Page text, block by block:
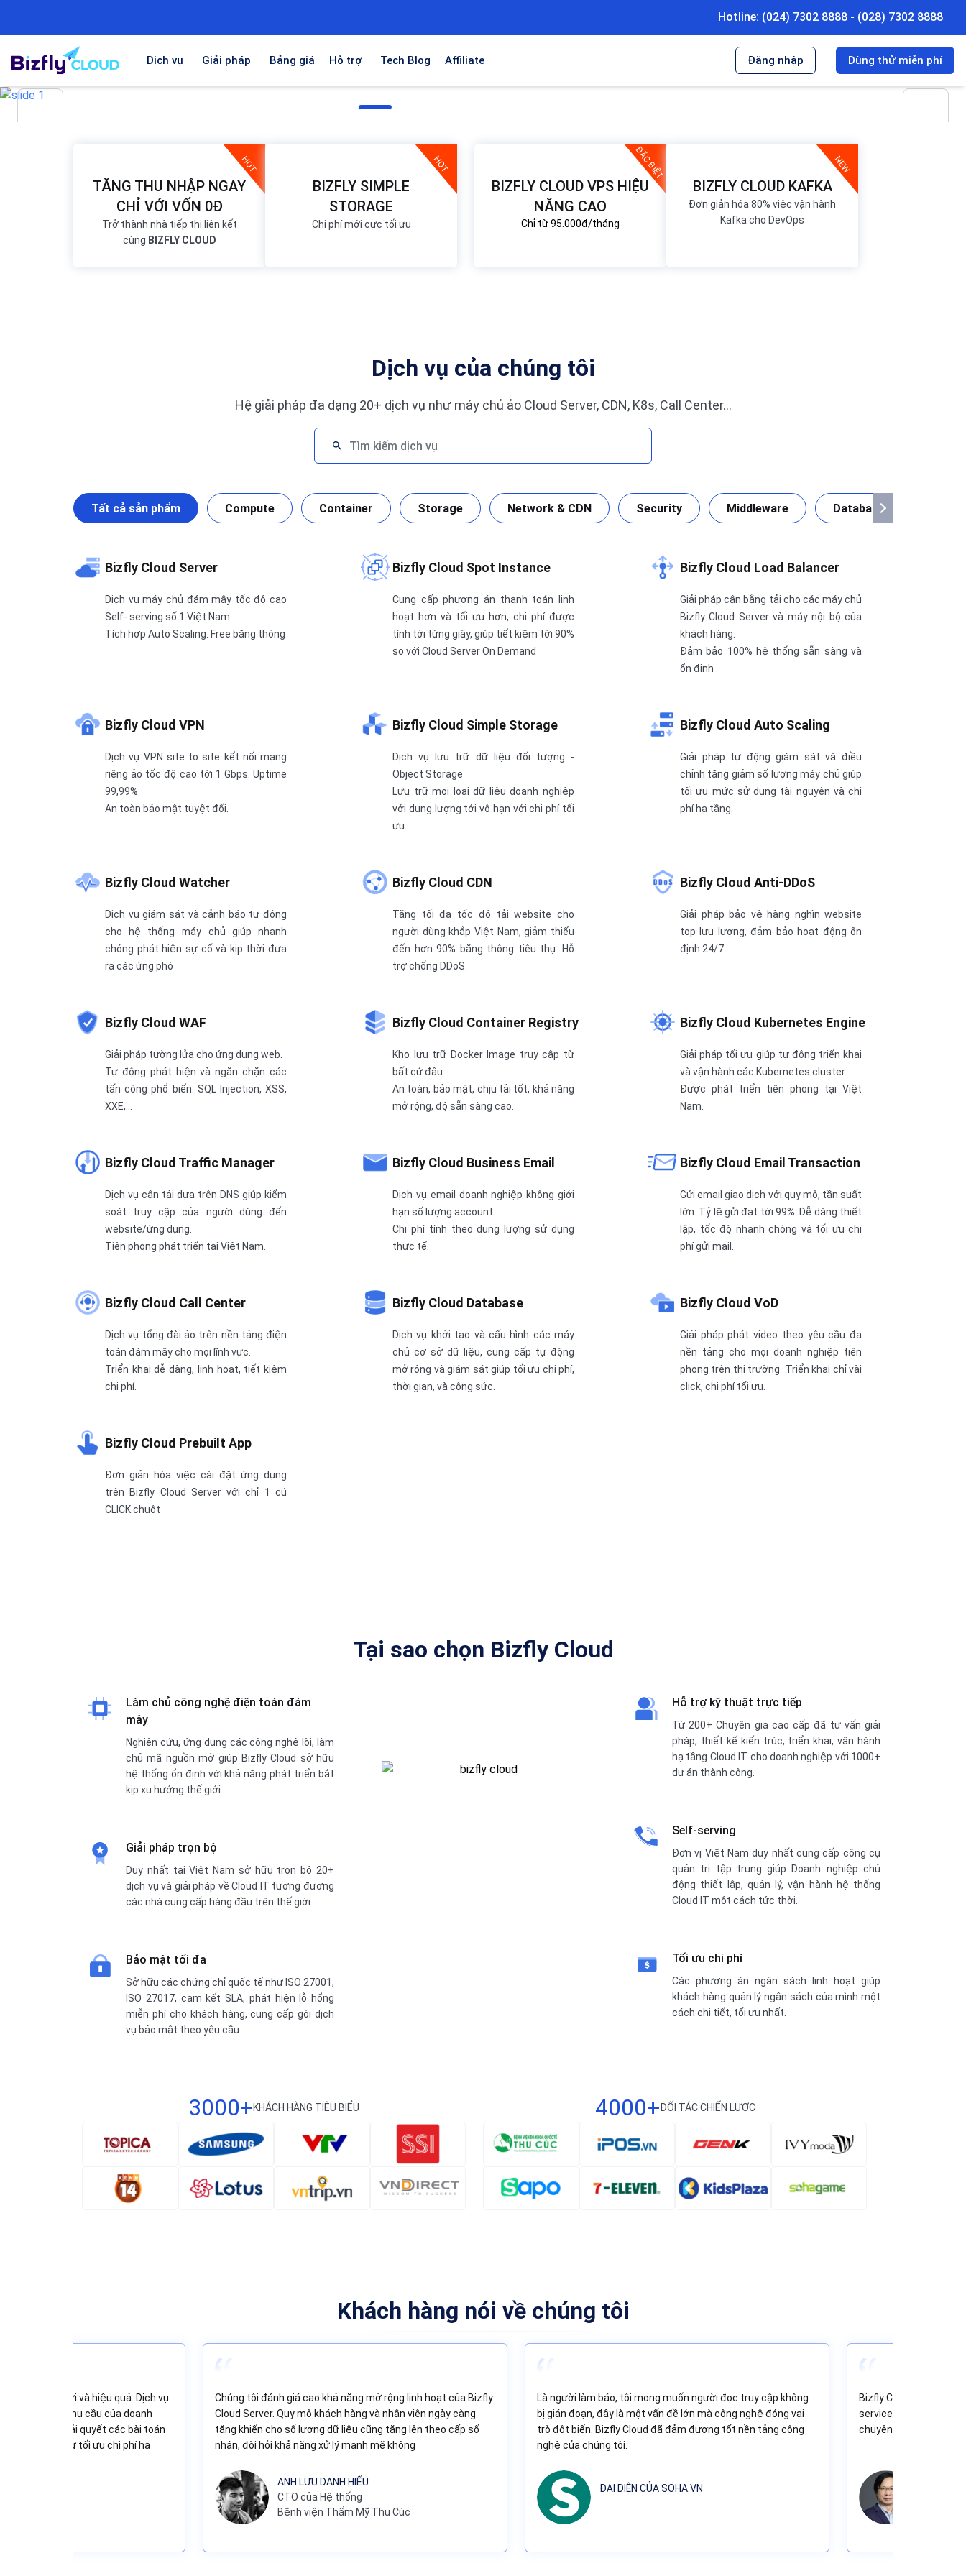
Hotline: (024) 7302 8888 - (028) 7302 8888
Dịch vụ Giải pháp Bảng giá Hỗ trợ Tech Blog Affiliate Đăng nhập Dùng thử miễn phí
HOT
TĂNG THU NHẬP NGAY
CHỈ VỚI VỐN 0Đ
Trở thành nhà tiếp thị liên kết
cùng BIZFLY CLOUD
HOT
BIZFLY SIMPLE
STORAGE
Chi phí mới cực tối ưu
ĐẶC BIỆT
BIZFLY CLOUD VPS HIỆU
NĂNG CAO
Chỉ từ 95.000đ/tháng
NEW
BIZFLY CLOUD KAFKA
Đơn giản hóa 80% việc vận hành
Kafka cho DevOps
Dịch vụ của chúng tôi
Hệ giải pháp đa dạng 20+ dịch vụ như máy chủ ảo Cloud Server, CDN, K8s, Call Center…
Tất cả sản phẩm Compute Container Storage Network & CDN Security Middleware Database
Bizfly Cloud Server
Dịch vụ máy chủ đám mây tốc độ cao
Self- serving số 1 Việt Nam.
Tích hợp Auto Scaling. Free băng thông
Bizfly Cloud Spot Instance
Cung cấp phương án thanh toán linh
hoạt hơn và tối ưu hơn, chi phí được
tính tới từng giây, giúp tiết kiệm tới 90%
so với Cloud Server On Demand
Bizfly Cloud Load Balancer
Giải pháp cân bằng tải cho các máy chủ
Bizfly Cloud Server và máy nội bộ của
khách hàng.
Đảm bảo 100% hệ thống sẵn sàng và
ổn định
Bizfly Cloud VPN
Dịch vụ VPN site to site kết nối mạng
riêng ảo tốc độ cao tới 1 Gbps. Uptime
99,99%
An toàn bảo mật tuyệt đối.
Bizfly Cloud Simple Storage
Dịch vụ lưu trữ dữ liệu đối tượng -
Object Storage
Lưu trữ mọi loại dữ liệu doanh nghiệp
với dung lượng tới vô hạn với chi phí tối
ưu.
Bizfly Cloud Auto Scaling
Giải pháp tự động giám sát và điều
chỉnh tăng giảm số lượng máy chủ giúp
tối ưu mức sử dụng tài nguyên và chi
phí hạ tầng.
Bizfly Cloud Watcher
Dịch vụ giám sát và cảnh báo tự động
cho hệ thống máy chủ giúp nhanh
chóng phát hiện sự cố và kịp thời đưa
ra các ứng phó
Bizfly Cloud CDN
Tăng tối đa tốc độ tải website cho
người dùng khắp Việt Nam, giảm thiểu
đến hơn 90% băng thông tiêu thụ. Hỗ
trợ chống DDoS.
Bizfly Cloud Anti-DDoS
Giải pháp bảo vệ hàng nghìn website
top lưu lượng, đảm bảo hoạt động ổn
định 24/7.
Bizfly Cloud WAF
Giải pháp tường lửa cho ứng dụng web.
Tự động phát hiện và ngăn chặn các
tấn công phổ biến: SQL Injection, XSS,
XXE,...
Bizfly Cloud Container Registry
Kho lưu trữ Docker Image truy cập từ
bất cứ đâu.
An toàn, bảo mật, chịu tải tốt, khả năng
mở rộng, độ sẵn sàng cao.
Bizfly Cloud Kubernetes Engine
Giải pháp tối ưu giúp tự động triển khai
và vận hành các Kubernetes cluster.
Được phát triển tiên phong tại Việt
Nam.
Bizfly Cloud Traffic Manager
Dịch vụ cân tải dựa trên DNS giúp kiểm
soát truy cập của người dùng đến
website/ứng dụng.
Tiên phong phát triển tại Việt Nam.
Bizfly Cloud Business Email
Dịch vụ email doanh nghiệp không giới
hạn số lượng account.
Chi phí tính theo dung lượng sử dụng
thực tế.
Bizfly Cloud Email Transaction
Gửi email giao dịch với quy mô, tần suất
lớn. Tỷ lệ gửi đạt tới 99%. Dễ dàng thiết
lập, tốc độ nhanh chóng và tối ưu chi
phí gửi mail.
Bizfly Cloud Call Center
Dịch vụ tổng đài ảo trên nền tảng điện
toán đám mây cho mọi lĩnh vực.
Triển khai dễ dàng, linh hoạt, tiết kiệm
chi phí.
Bizfly Cloud Database
Dịch vụ khởi tạo và cấu hình các máy
chủ cơ sở dữ liệu, cung cấp tự động
mở rộng và giám sát giúp tối ưu chi phí,
thời gian, và công sức.
Bizfly Cloud VoD
Giải pháp phát video theo yêu cầu đa
nền tảng cho mọi doanh nghiệp tiên
phong trên thị trường Triển khai chỉ vài
click, chi phí tối ưu.
Bizfly Cloud Prebuilt App
Đơn giản hóa việc cài đặt ứng dụng
trên Bizfly Cloud Server với chỉ 1 cú
CLICK chuột
Tại sao chọn Bizfly Cloud
Làm chủ công nghệ điện toán đám
mây
Nghiên cứu, ứng dụng các công nghệ lõi, làm
chủ mã nguồn mở giúp Bizfly Cloud sở hữu
hệ thống ổn định với khả năng phát triển bắt
kịp xu hướng thế giới.
Giải pháp trọn bộ
Duy nhất tại Việt Nam sở hữu trọn bộ 20+
dịch vụ và giải pháp về Cloud IT tương đương
các nhà cung cấp hàng đầu trên thế giới.
Bảo mật tối đa
Sở hữu các chứng chỉ quốc tế như ISO 27001,
ISO 27017, cam kết SLA, phát hiện lỗ hổng
miễn phí cho khách hàng, cung cấp gói dịch
vụ bảo mật theo yêu cầu.
Hỗ trợ kỹ thuật trực tiếp
Từ 200+ Chuyên gia cao cấp đã tư vấn giải
pháp, thiết kế kiến trúc, triển khai, vận hành
hạ tầng Cloud IT cho doanh nghiệp với 1000+
dự án thành công.
Self-serving
Đơn vị Việt Nam duy nhất cung cấp công cụ
quản trị tập trung giúp Doanh nghiệp chủ
động thiết lập, quản lý, vận hành hệ thống
Cloud IT một cách tức thời.
Tối ưu chi phí
Các phương án ngân sách linh hoạt giúp
khách hàng quản lý ngân sách của mình một
cách chi tiết, tối ưu nhất.
3000+KHÁCH HÀNG TIÊU BIỂU 4000+ĐỐI TÁC CHIẾN LƯỢC
Khách hàng nói về chúng tôi
ứng kịp thời và hiệu quả. Dịch vụ
đáp ứng nhu cầu của doanh
để hỗ trợ và giải quyết các bài toán
pháp cũng như tối ưu chi phí hạ
Chúng tôi đánh giá cao khả năng mở rộng linh hoạt của Bizfly
Cloud Server. Quy mô khách hàng và nhân viên ngày càng
tăng khiến cho số lượng dữ liệu cũng tăng lên theo cấp số
nhân, đòi hỏi khả năng xử lý mạnh mẽ không
ANH LƯU DANH HIẾU
CTO của Hệ thống
Bệnh viện Thẩm Mỹ Thu Cúc
Là người làm báo, tôi mong muốn người đọc truy cập không
bị gián đoạn, đây là một vấn đề lớn mà công nghệ đóng vai
trò đột biến. Bizfly Cloud đã đảm đương tốt nền tảng công
nghệ của chúng tôi.
ĐẠI DIỆN CỦA SOHA.VN
Bizfly Cloud là một
service của chúng tôi.
chuyên nghiệp của đối